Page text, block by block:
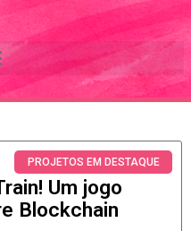
O
PROJETOS EM DESTAQUE
Um jogo
Blockchain
PÁGINAPÁGINA